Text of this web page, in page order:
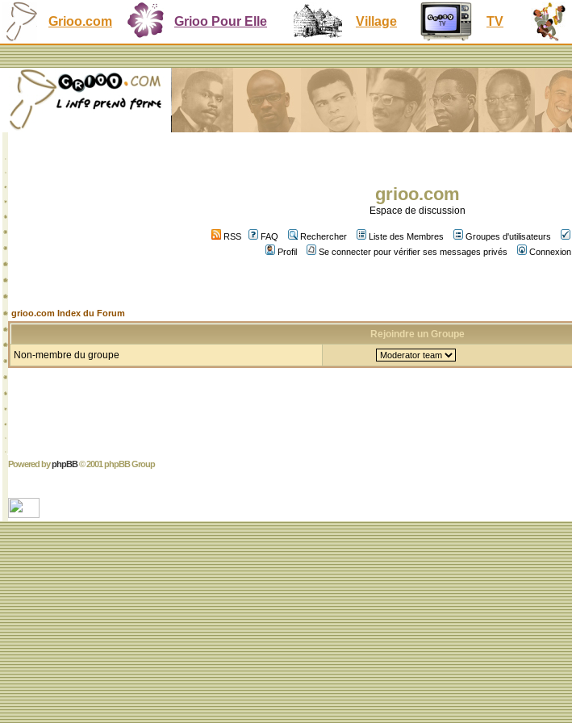
Grioo.com Grioo Pour Elle Village TV
grioo.com
Espace de discussion
RSS FAQ Rechercher Liste des Membres Groupes d'utilisateurs
Profil
Se connecter pour vérifier ses messages privés Connexion
grioo.com Index du Forum
Rejoindre un Groupe
Non-membre du groupe
Powered byphpBB© 2001 phpBB Group